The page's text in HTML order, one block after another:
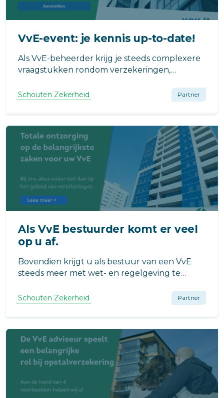
VvE-event: je kennis up-to-date!
Als VvE-beheerder krijg je steeds complexere
vraagstukken rondom verzekeringen,
VvE-event op 20 juni leer je hoe je preventie
en herbouw optimaal kunt aanpakken en
schade efficiënt en duurzaam kunt
afwikkelen.
Schouten Zekerheid Partner
Als VvE bestuurder komt er veel
op u af.
Bovendien krijgt u als bestuur van een VvE
steeds meer met wet- en regelgeving te
die u ontzorgt op de belangrijkste zaken voor
Schouten Zekerheid Partner